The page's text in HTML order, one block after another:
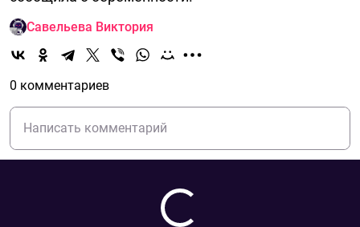
Савельева Виктория
0 комментариев